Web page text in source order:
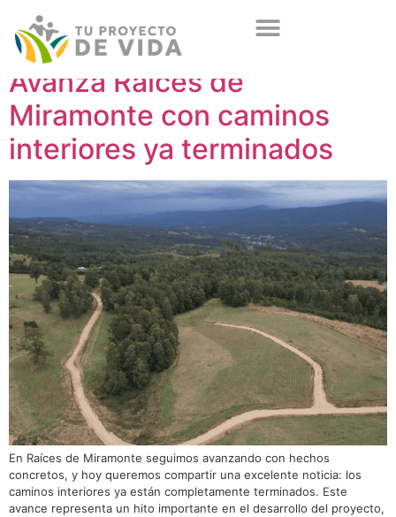
Avanza Raíces de
Miramonte con caminos
interiores ya terminados
En Raíces de Miramonte seguimos avanzando con hechos
concretos, y hoy queremos compartir una excelente noticia: los
caminos interiores ya están completamente terminados. Este
avance representa un hito importante en el desarrollo del proyecto,